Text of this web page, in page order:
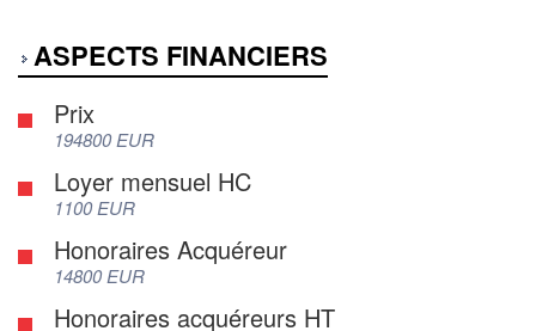
ASPECTS FINANCIERS
Prix
194800 EUR
Loyer mensuel HC
1100 EUR
Honoraires Acquéreur
14800 EUR
Honoraires acquéreurs HT